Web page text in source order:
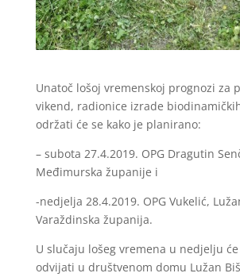
Unatoč lošoj vremenskoj prognozi za
vikend, radionice izrade
održati će se kako je planirano:
– subota 27.4.2019. OPG Dragutin
Međimurska županije i
-nedjelja 28.4.2019. OPG Vukelić,
Varaždinska županija.
U slučaju lošeg vremena u nedjelju
odvijati u društvenom domu Lužan